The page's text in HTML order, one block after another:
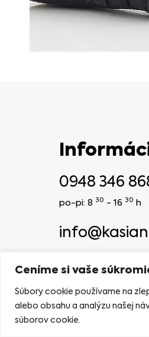
Ceníme si vaše
Súbory cookie používame na
alebo obsahu a analýzu našej
súborov cookie.
0948 346
po-pi: 8 30 - 16 30 h
NAVRHLA AGENTÚRA